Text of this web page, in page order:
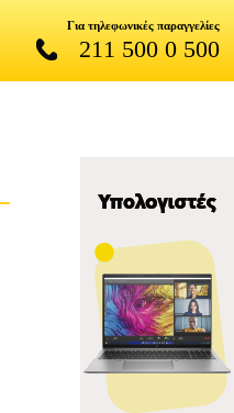
Για τηλεφωνικές παραγγελίες
211 500 0 500